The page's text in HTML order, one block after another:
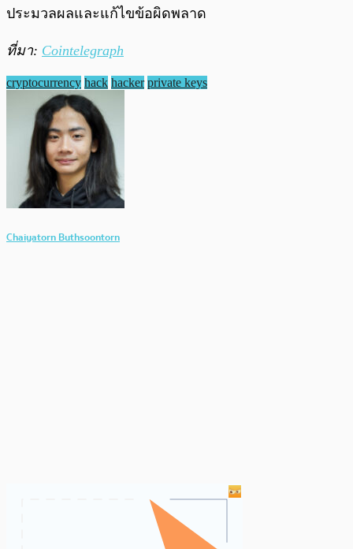
ประมวลผลและแก้ไขข้อผิดพลาด
ที่มา: Cointelegraph
cryptocurrency hack hacker private keys
Chaiyatorn Buthsoontorn